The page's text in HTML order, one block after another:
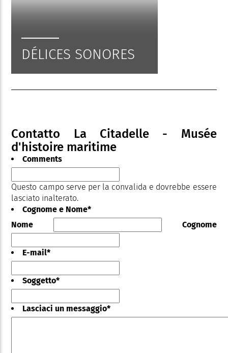
DÉLICES SONORES
Contatto La Citadelle - Musée
d'histoire maritime
Comments
Questo campo serve per la convalida e dovrebbe essere
lasciato inalterato.
Cognome e Nome*
Nome
Cognome
E-mail*
Soggetto*
Lasciaci un messaggio*